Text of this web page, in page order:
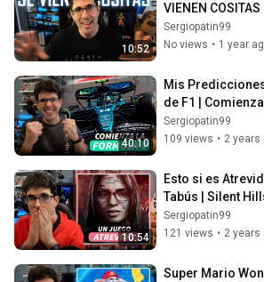
10:52
VIENEN COSITAS
Sergiopatin99
No views • 1 year
40:10
Mis
de F1 |
2024
Sergiopatin99
109 views • 2 years
10:54
Esto si es
Tabús | Silent
Message
Sergiopatin99
121 views • 2 years
Super Mario